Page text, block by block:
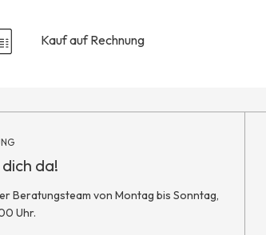
Kauf auf Rechnung
da!
Beratungsteam von Montag bis Sonntag,
Uhr.